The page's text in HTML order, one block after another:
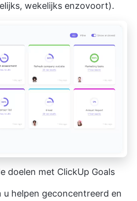
wekelijks enzovoort).
doelen met ClickUp Goals
u helpen geconcentreerd en